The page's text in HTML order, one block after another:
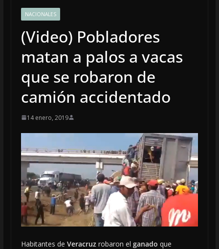
NACIONALES
(Video) Pobladores
matan a palos a vacas
que se robaron de
camión accidentado
14 enero, 2019
Habitantes de Veracruz robaron el ganado que